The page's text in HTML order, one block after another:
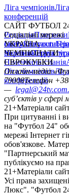
Ліга чемпіонів
конференцій
САЙТ ФУТБОЛ
РедакціяПрогнози
сайтуКонтакти
політика
Соціальні мережі
facebookxyoutube
УКРАЇНА
УкраїнаПерша ліга
ЧЕМПІОНАТИ
НімеччинаІспанія
ЄВРОКУБКИ
Ліга чемпіонів
конференцій
Онлайн-медіа
79008Телефон
—
суб’єктів у
21+Матеріали
При цитуванні і
на "Футбол 24"
мережі Інтернет
обов'язкове.
"Партнерський
публікуємо на
21+Матеріали
Усi права
Люкс". "Футбол